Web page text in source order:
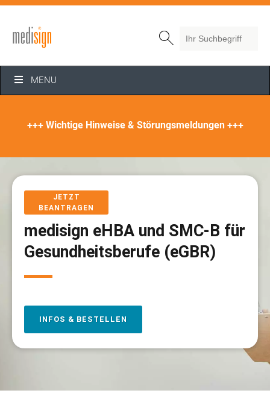
 Search
MENU
+++ Wichtige Hinweise & Störungsmeldungen +++
JETZT
BEANTRAGEN
medisign eHBA und SMC-B für
Gesundheitsberufe (eGBR)
INFOS & BESTELLEN